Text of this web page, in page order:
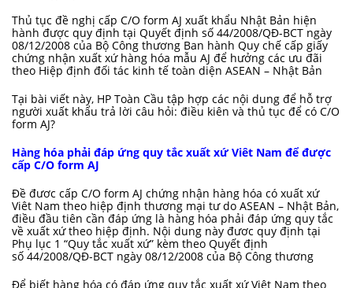
Thủ tục đề nghị cấp C/O form AJ xuất khẩu Nhật Bản hiện
hành được quy định tại Quyết định số 44/2008/QĐ-BCT ngày
08/12/2008 của Bộ Công thương Ban hành Quy chế cấp giấy
chứng nhận xuất xứ hàng hóa mẫu AJ để hưởng các ưu đãi
theo Hiệp định đối tác kinh tế toàn diện ASEAN – Nhật Bản
Tại bài viết này, HP Toàn Cầu tập hợp các nội dung để hỗ trợ
người xuất khẩu trả lời câu hỏi: điều kiên và thủ tục để có C/O
form AJ?
Hàng hóa phải đáp ứng quy tắc xuất xứ Viêt Nam để được
cấp C/O form AJ
Đề đươc cấp C/O form AJ chứng nhận hàng hóa có xuất xứ
Viêt Nam theo hiệp định thương mại tư do ASEAN – Nhật Bản,
điều đầu tiên cần đáp ứng là hàng hóa phải đáp ứng quy tắc
về xuất xứ theo hiệp định. Nội dung này đươc quy định tại
Phụ lục 1 “Quy tắc xuất xứ” kèm theo Quyết định
số 44/2008/QĐ-BCT ngày 08/12/2008 của Bộ Công thương
Để biết hàng hóa có đáp ứng quy tắc xuất xứ Viêt Nam theo